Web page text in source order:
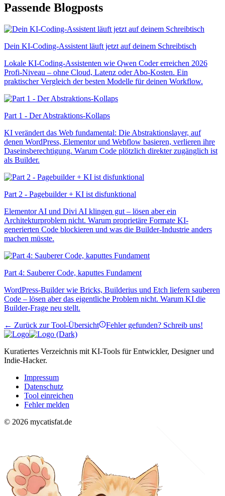
Passende Blogposts
Dein KI-Coding-Assistent läuft jetzt auf deinem Schreibtisch
Lokale KI-Coding-Assistenten wie Qwen Coder erreichen 2026
Profi-Niveau – ohne Cloud, Latenz oder Abo-Kosten. Ein
praktischer Vergleich der besten Modelle für deinen Workflow.
Part 1 - Der Abstraktions-Kollaps
KI verändert das Web fundamental: Die Abstraktionslayer, auf
denen WordPress, Elementor und Webflow basieren, verlieren ihre
Daseinsberechtigung. Warum Code plötzlich direkter zugänglich ist
als Builder.
Part 2 - Pagebuilder + KI ist disfunktional
Elementor AI und Divi AI klingen gut – lösen aber ein
Architekturproblem nicht. Warum proprietäre Formate KI-
generierten Code blockieren und was die Builder-Industrie anders
machen müsste.
Part 4: Sauberer Code, kaputtes Fundament
WordPress-Builder wie Bricks, Builderius und Etch liefern sauberen
Code – lösen aber das eigentliche Problem nicht. Warum KI die
Builder-Frage neu stellt.
← Zurück zur Tool-Übersicht
Fehler gefunden? Schreib uns!
Kuratiertes Verzeichnis mit KI-Tools für Entwickler, Designer und
Indie-Hacker.
Impressum
Datenschutz
Tool einreichen
Fehler melden
© 2026 mycatisfat.de